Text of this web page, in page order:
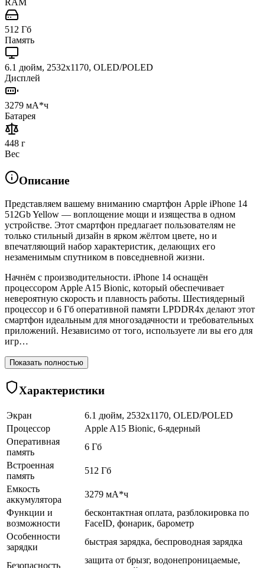
512 Гб
Память
6.1 дюйм, 2532x1170, OLED/POLED
Дисплей
3279 мА*ч
Батарея
448 г
Вес
Описание
Представляем вашему вниманию смартфон Apple iPhone 14
512Gb Yellow — воплощение мощи и изящества в одном
устройстве. Этот смартфон предлагает пользователям не
только стильный дизайн в ярком жёлтом цвете, но и
впечатляющий набор характеристик, делающих его
незаменимым спутником в повседневной жизни.
Начнём с производительности. iPhone 14 оснащён
процессором Apple A15 Bionic, который обеспечивает
невероятную скорость и плавность работы. Шестиядерный
процессор и 6 Гб оперативной памяти LPDDR4x делают этот
смартфон идеальным для многозадачности и требовательных
приложений. Независимо от того, используете ли вы его для
игр…
Показать полностью
Характеристики
Экран
6.1 дюйм, 2532x1170, OLED/POLED
Процессор
Apple A15 Bionic, 6-ядерный
Оперативная
память
6 Гб
Встроенная
память
512 Гб
Емкость
аккумулятора
3279 мА*ч
Функции и
возможности
бесконтактная оплата, разблокировка по
FaceID, фонарик, барометр
Особенности
зарядки
быстрая зарядка, беспроводная зарядка
Безопасность
защита от брызг, водонепроницаемые,